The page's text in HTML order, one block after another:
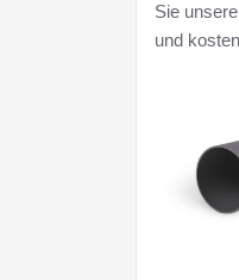
Sie unsere
und